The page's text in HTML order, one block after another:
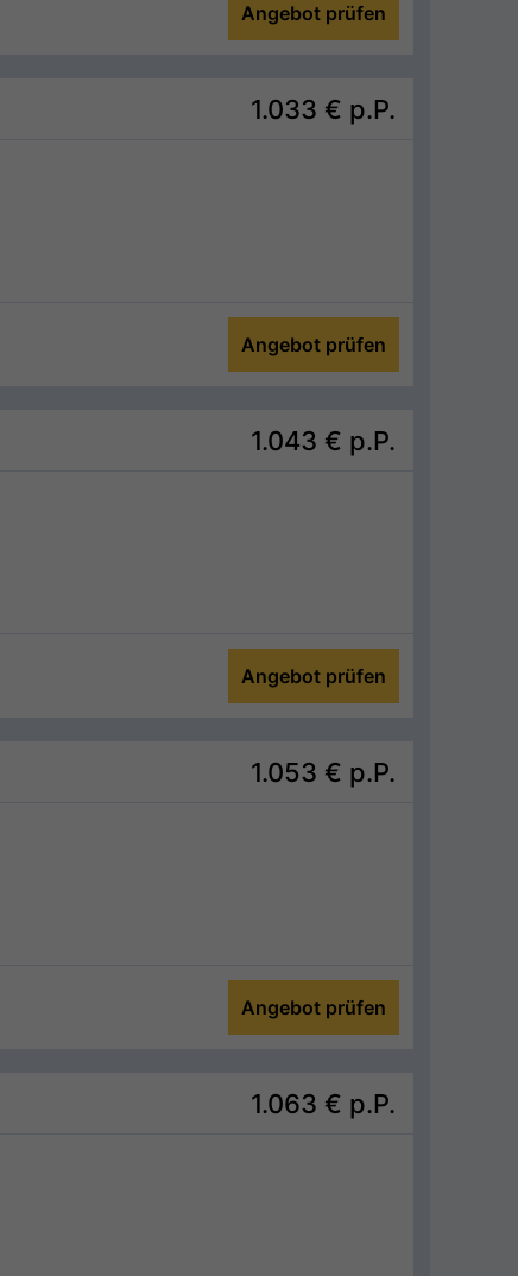
Angebot prüfen
1.033 € p.P.
Angebot prüfen
1.043 € p.P.
Angebot prüfen
1.053 € p.P.
Angebot prüfen
1.063 € p.P.